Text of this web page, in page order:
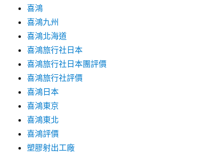
喜鴻
喜鴻九州
喜鴻北海道
喜鴻旅行社日本
喜鴻旅行社日本團評價
喜鴻旅行社評價
喜鴻日本
喜鴻東京
喜鴻東北
喜鴻評價
塑膠射出工廠